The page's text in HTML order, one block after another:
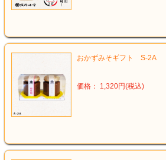
おかずみそギフト S-2A
価格： 1,320円(税込)